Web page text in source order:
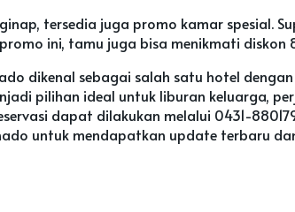
tersedia juga promo kamar spesial.
ini, tamu juga bisa menikmati diskon
dikenal sebagai salah satu hotel
pilihan ideal untuk liburan keluarga,
dapat dilakukan melalui 0431-
untuk mendapatkan update terbaru